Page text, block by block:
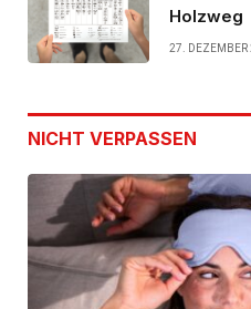
Holzweg
27. DEZEMBER
NICHT VERPASSEN